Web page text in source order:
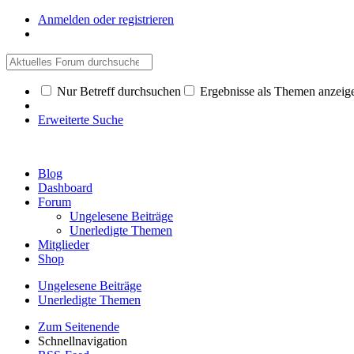
Anmelden oder registrieren
Nur Betreff durchsuchen Ergebnisse als Themen
Erweiterte Suche
Blog
Dashboard
Forum
Ungelesene Beiträge
Unerledigte Themen
Mitglieder
Shop
Ungelesene Beiträge
Unerledigte Themen
Zum Seitenende
Schnellnavigation